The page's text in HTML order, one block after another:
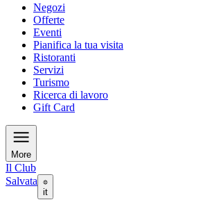
Negozi
Offerte
Eventi
Pianifica la tua visita
Ristoranti
Servizi
Turismo
Ricerca di lavoro
Gift Card
More
Il Club
Salvata
it